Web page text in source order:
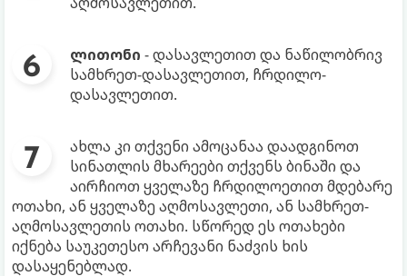
ლითონი - დასავლეთით და ნაწილობრივ
სამხრეთ-დასავლეთით, ჩრდილო-
დასავლეთით.
ახლა კი თქვენი ამოცანაა დაადგინოთ
სინათლის მხარეები თქვენს ბინაში და
აირჩიოთ ყველაზე ჩრდილოეთით მდებარე
ოთახი, ან ყველაზე აღმოსავლეთი, ან სამხრეთ-
აღმოსავლეთის ოთახი. სწორედ ეს ოთახები
იქნება საუკეთესო არჩევანი ნაძვის ხის
დასაყენებლად.